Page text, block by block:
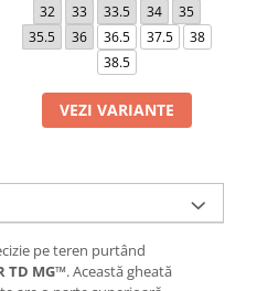
32 33 33.5 34
35
35.5
36 36.5 37.5
38
38.5
VEZI VARIANTE
pe teren purtând
TD MG™. Această gheată